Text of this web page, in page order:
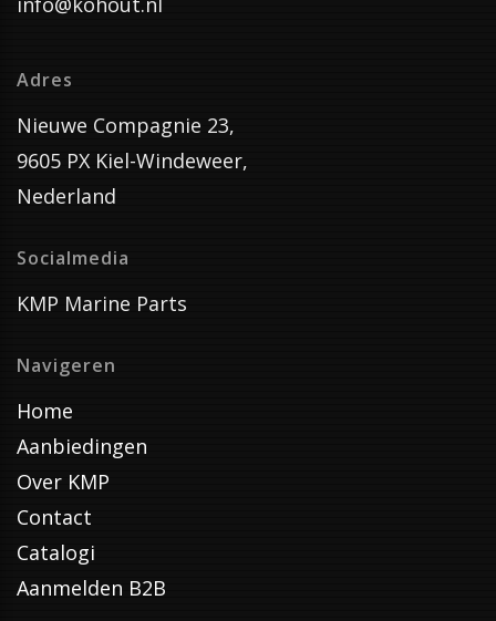
Adres
Nieuwe Compagnie 23,
9605 PX Kiel-Windeweer,
Nederland
Socialmedia
KMP Marine Parts
Navigeren
Home
Aanbiedingen
Over KMP
Contact
Catalogi
Aanmelden B2B